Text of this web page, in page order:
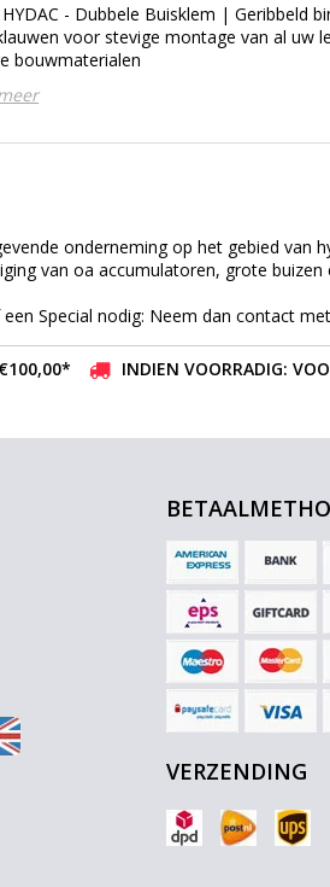
- Dubbele Buisklem | Geribbeld
voor stevige montage van al uw
bouwmaterialen
onderneming op het gebied van
van oa accumulatoren, grote buizen
Special nodig: Neem dan contact
INDIEN VOORRADIG:
VERZENDING